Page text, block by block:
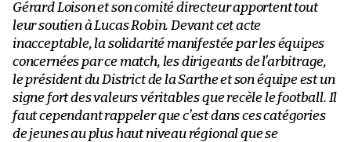
Gérard Loison et son comité directeur apportent tout
leur soutien à Lucas Robin. Devant cet acte
inacceptable, la solidarité manifestée par les équipes
concernées par ce match, les dirigeants de l’arbitrage,
le président du District de la Sarthe et son équipe est un
signe fort des valeurs véritables que recèle le football. Il
faut cependant rappeler que c’est dans ces catégories
de jeunes au plus haut niveau régional que se